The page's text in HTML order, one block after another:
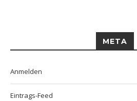
META
Anmelden
Eintrags-Feed